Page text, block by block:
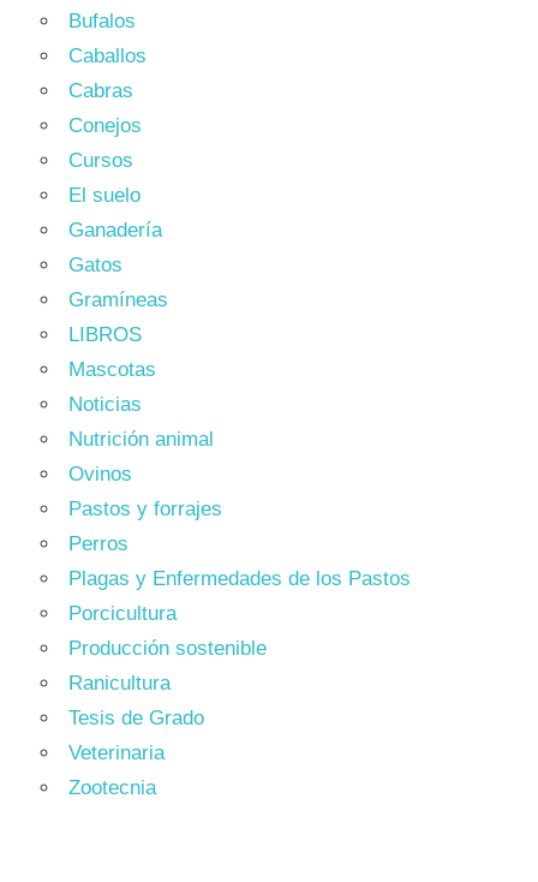
Bufalos
Caballos
Cabras
Conejos
Cursos
El suelo
Ganadería
Gatos
Gramíneas
LIBROS
Mascotas
Noticias
Nutrición animal
Ovinos
Pastos y forrajes
Perros
Plagas y Enfermedades de los Pastos
Porcicultura
Producción sostenible
Ranicultura
Tesis de Grado
Veterinaria
Zootecnia